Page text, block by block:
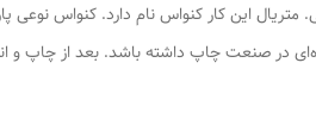
این کار کنواس نام دارد. کنواس نوعی
در صنعت چاپ داشته باشد. بعد از چاپ